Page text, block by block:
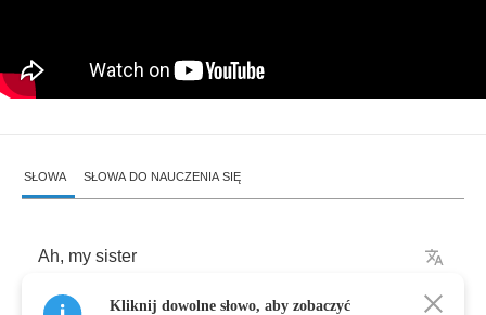
SŁOWA SŁOWA DO NAUCZENIA SIĘ
Ah, my sister
Kliknij dowolne słowo, aby zobaczyć